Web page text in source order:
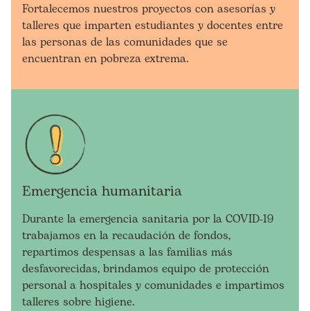
Fortalecemos nuestros proyectos con asesorías y
talleres que imparten estudiantes y docentes entre
las personas de las comunidades que se
encuentran en pobreza extrema.
Emergencia humanitaria
Durante la emergencia sanitaria por la COVID-19
trabajamos en la recaudación de fondos,
repartimos despensas a las familias más
desfavorecidas, brindamos equipo de protección
personal a hospitales y comunidades e impartimos
talleres sobre higiene.